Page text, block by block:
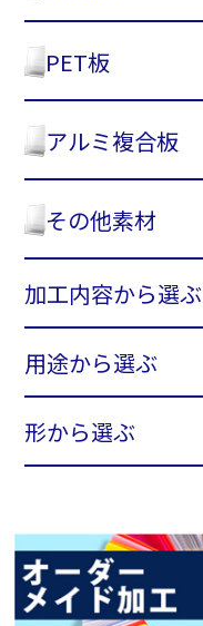
PET板
アルミ複合板
その他素材
加工内容から選ぶ
用途から選ぶ
形から選ぶ